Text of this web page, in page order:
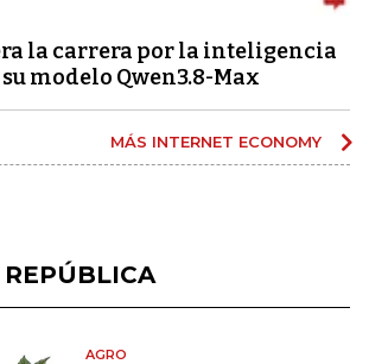
la carrera por la inteligencia
modelo Qwen3.8-Max
MÁS INTERNET ECONOMY
AGRO